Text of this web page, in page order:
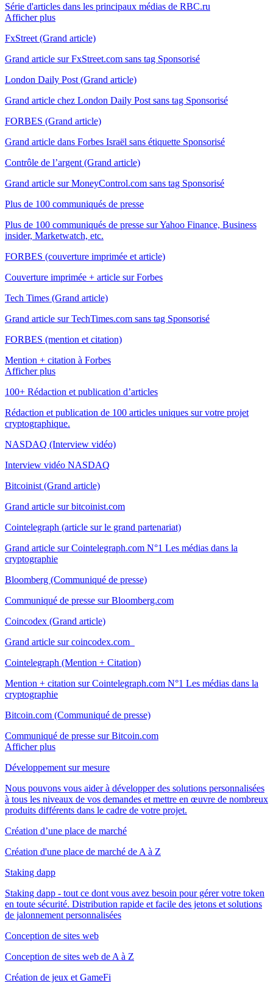
Série d'articles dans les principaux médias de RBC.ru
Afficher plus
FxStreet (Grand article)
Grand article sur FxStreet.com sans tag Sponsorisé
London Daily Post (Grand article)
Grand article chez London Daily Post sans tag Sponsorisé
FORBES (Grand article)
Grand article dans Forbes Israël sans étiquette Sponsorisé
Contrôle de l’argent (Grand article)
Grand article sur MoneyControl.com sans tag Sponsorisé
Plus de 100 communiqués de presse
Plus de 100 communiqués de presse sur Yahoo Finance, Business
insider, Marketwatch, etc.
FORBES (couverture imprimée et article)
Couverture imprimée + article sur Forbes
Tech Times (Grand article)
Grand article sur TechTimes.com sans tag Sponsorisé
FORBES (mention et citation)
Mention + citation à Forbes
Afficher plus
100+ Rédaction et publication d’articles
Rédaction et publication de 100 articles uniques sur votre projet
cryptographique.
NASDAQ (Interview vidéo)
Interview vidéo NASDAQ
Bitcoinist (Grand article)
Grand article sur bitcoinist.com
Cointelegraph (article sur le grand partenariat)
Grand article sur Cointelegraph.com N°1 Les médias dans la
cryptographie
Bloomberg (Communiqué de presse)
Communiqué de presse sur Bloomberg.com
Coincodex (Grand article)
Grand article sur coincodex.com
Cointelegraph (Mention + Citation)
Mention + citation sur Cointelegraph.com N°1 Les médias dans la
cryptographie
Bitcoin.com (Communiqué de presse)
Communiqué de presse sur Bitcoin.com
Afficher plus
Développement sur mesure
Nous pouvons vous aider à développer des solutions personnalisées
à tous les niveaux de vos demandes et mettre en œuvre de nombreux
produits différents dans le cadre de votre projet.
Création d’une place de marché
Création d'une place de marché de A à Z
Staking dapp
Staking dapp - tout ce dont vous avez besoin pour gérer votre token
en toute sécurité. Distribution rapide et facile des jetons et solutions
de jalonnement personnalisées
Conception de sites web
Conception de sites web de A à Z
Création de jeux et GameFi